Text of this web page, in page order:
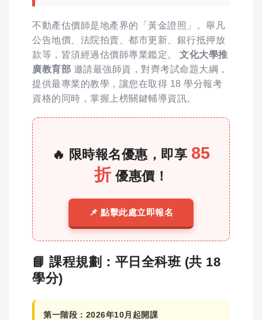
不動產估價師是地產界的「黃金證照」。舉凡
公告地價、法院拍賣、都市更新、銀行抵押放
款等，皆須經過估價師專業鑑定。 文化大學推
廣教育部 邀請最強師資，對齊考試命題大綱，
提供最專業的教學，讓您在取得 18 學分報考
資格的同時，掌握上榜關鍵輔導資訊。
🔥 限時報名優惠，即享 85
折優惠價！
📌 點擊此處立即報名
📘 課程規劃：平日全科班 (共 18
學分)
第一階段：2026年10月起開課